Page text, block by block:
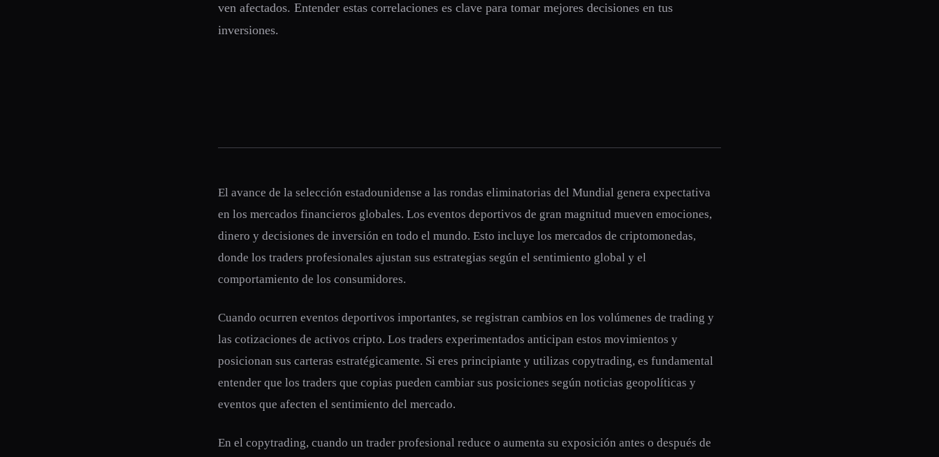
ven afectados. Entender estas correlaciones es clave para tomar mejores decisiones en tus
inversiones.
El avance de la selección estadounidense a las rondas eliminatorias del Mundial genera expectativa
en los mercados financieros globales. Los eventos deportivos de gran magnitud mueven emociones,
dinero y decisiones de inversión en todo el mundo. Esto incluye los mercados de criptomonedas,
donde los traders profesionales ajustan sus estrategias según el sentimiento global y el
comportamiento de los consumidores.
Cuando ocurren eventos deportivos importantes, se registran cambios en los volúmenes de trading y
las cotizaciones de activos cripto. Los traders experimentados anticipan estos movimientos y
posicionan sus carteras estratégicamente. Si eres principiante y utilizas copytrading, es fundamental
entender que los traders que copias pueden cambiar sus posiciones según noticias geopolíticas y
eventos que afecten el sentimiento del mercado.
En el copytrading, cuando un trader profesional reduce o aumenta su exposición antes o después de